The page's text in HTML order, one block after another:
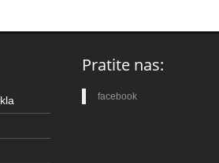
Pratite nas:
facebook